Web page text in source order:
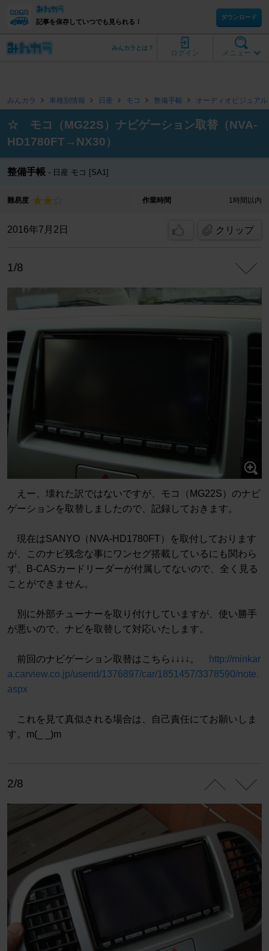
記事を保存していつでも見られる！
ダウンロード
メニュー
ログイン
みんカラとは？
みんカラ 車種別情報 日産 モコ 整備手帳 オーディオビジュアル
☆ モコ（MG22S）ナビゲーション取替（NVA-
HD1780FT→NX30）
整備手帳 日産 モコ [SA1]
難易度 作業時間 1時間以内
2016年7月2日 クリップ
1/8
えー、壊れた訳ではないですが、モコ（MG22S）のナビ
ゲーションを取替しましたので、記録しておきます。
現在はSANYO（NVA-HD1780FT）を取付しております
が、このナビ残念な事にワンセグ搭載しているにも関わら
ず、B-CASカードリーダーが付属してないので、全く見る
ことができません。
別に外部チューナーを取り付けしていますが、使い勝手
が悪いので、ナビを取替して対応いたします。
前回のナビゲーション取替はこちら↓↓↓↓。
http://minkar
a.carview.co.jp/userid/1376897/car/1851457/3378590/note.
aspx
これを見て真似される場合は、自己責任にてお願いしま
す。m(_ _)m
2/8